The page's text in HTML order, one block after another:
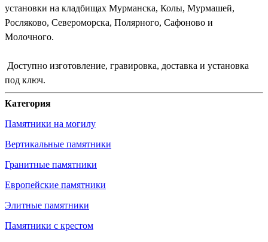
установки на кладбищах Мурманска, Колы, Мурмашей,
Росляково, Североморска, Полярного, Сафоново и
Молочного.
Доступно изготовление, гравировка, доставка и установка
под ключ.
Категория
Памятники на могилу
Вертикальные памятники
Гранитные памятники
Европейские памятники
Элитные памятники
Памятники с крестом